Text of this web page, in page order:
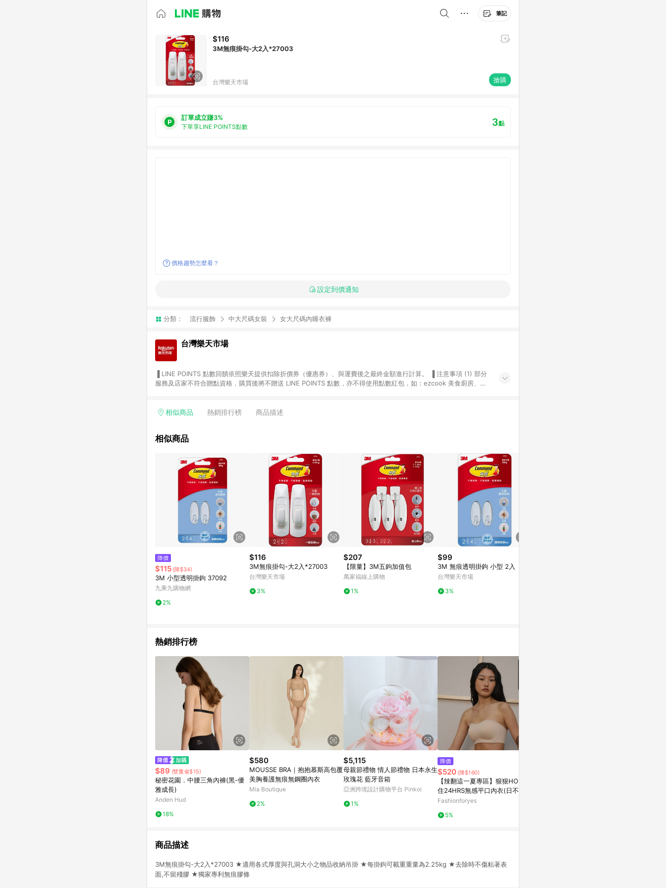
筆記
$116
3M無痕掛勾-大2入*27003
台灣樂天市場 搶購
訂單成立賺3%
下單享LINE POINTS點數 3點
價格趨勢怎麼看？
設定到價通知
分類： 流行服飾 中大尺碼女裝 女大尺碼內睡衣褲
台灣樂天市場
服務及店家不符合贈點資格，購買後將不贈送 LINE POINTS 點數，亦不得使用點數紅包，如：ezcook 美食廚房、樂
享有 LINE POINTS 回饋。 (3) 若購買之訂單（包含預購商品）未符合樂天市場 45 天內完成訂單出貨及結帳，則不符
會有時間差，如顯示之商品規格、顏色、價位、贈品與台灣樂天市場銷售網頁不符，以銷售網頁標示為準。 (6) 導購訂
點數回饋或點數回饋有爭議，台灣樂天市場保有更改條款與法律追訴之權利，活動詳情以樂天市場網站公告為準。
相似商品 熱銷排行榜 商品描述
相似商品
降價
$115 (降$34)
3M 小型透明掛鉤 37092
九乘九購物網
2%
$116
3M無痕掛勾-大2入*27003
台灣樂天市場
3%
$207
【限量】3M五鉤加值包
萬家福線上購物
1%
$99
3M 無痕透明掛鉤 小型 2入
台灣樂天市場
3%
熱銷排行榜
$89 (雙重省$15)
秘密花園．中腰三角內褲(黑-優
雅成長)
Anden Hud
18%
$580
MOUSSE BRA｜抱抱慕斯高包覆
美胸養護無痕無鋼圈內衣
Mia Boutique
2%
$5,115
母親節禮物 情人節禮物 日本永生
玫瑰花 藍牙音箱
亞洲跨境設計購物平台 Pinkoi
1%
降價
$520 (降$160)
【辣翻這一夏專區】狠狠HOLD
住24HRS無感平口內衣(日不落
款)
Fashionforyes
5%
商品描述
3M無痕掛勾-大2入*27003 ★適用各式厚度與孔洞大小之物品收納吊掛 ★每掛鉤可載重重量為2.25kg ★去除時不傷粘著表
面,不留殘膠 ★獨家專利無痕膠條